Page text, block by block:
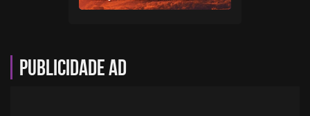
Publicidade AD